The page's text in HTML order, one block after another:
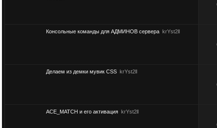
Консольные команды для АДМИНОВ сервера krYst2ll
Делаем из демки мувик CSS krYst2ll
ACE_MATCH и его активация krYst2ll